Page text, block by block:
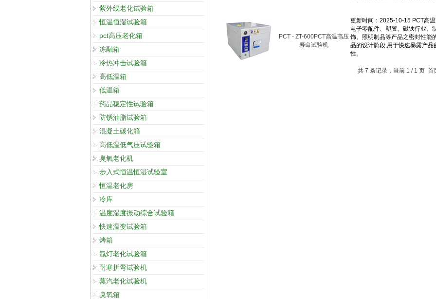
紫外线老化试验箱
恒温恒湿试验箱
pct高压老化箱
冻融箱
冷热冲击试验箱
高低温箱
低温箱
药品稳定性试验箱
防锈油脂试验箱
混凝土碳化箱
高低温低气压试验箱
臭氧老化机
步入式恒温恒湿试验室
恒温老化房
冷库
温度湿度振动综合试验箱
快速温变试验箱
烤箱
氙灯老化试验箱
耐寒折弯试验机
蒸汽老化试验机
臭氧箱
PCT - ZT-600PCT高温高压
寿命试验机
共 7 条记录，当前 1 / 1 页